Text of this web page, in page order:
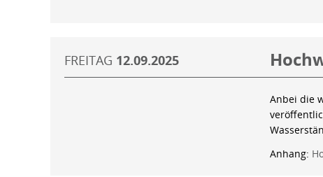
FREITAG 12.09.2025
Anbei die
Anhang: